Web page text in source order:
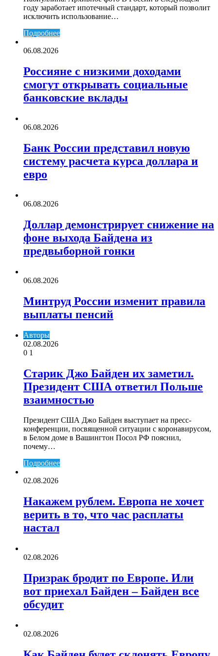
году заработает ипотечный стандарт, который позволит
исключить использование…
Подробнее
06.08.2026
Россияне с низкими доходами
смогут открывать социальные
банковские вклады
06.08.2026
Банк России представил новую
систему расчета курса доллара и
евро
06.08.2026
Доллар демонстрирует снижение на
фоне выхода Байдена из
предвыборной гонки
06.08.2026
Минтруд России изменит правила
выплаты пенсий
Авторы
02.08.2026
0 1
Старик Джо Байден их заметил.
Президент США ответил Польше
взаимностью
Президент США Джо Байден выступает на пресс-
конференции, посвященной ситуации с коронавирусом,
в Белом доме в Вашингтон Посол РФ пояснил,
почему…
Подробнее
02.08.2026
Накажем рублем. Европа не хочет
верить в то, что час расплаты
настал
02.08.2026
Призрак бродит по Европе. Или
вот приехал Байден – Байден все
обсудит
02.08.2026